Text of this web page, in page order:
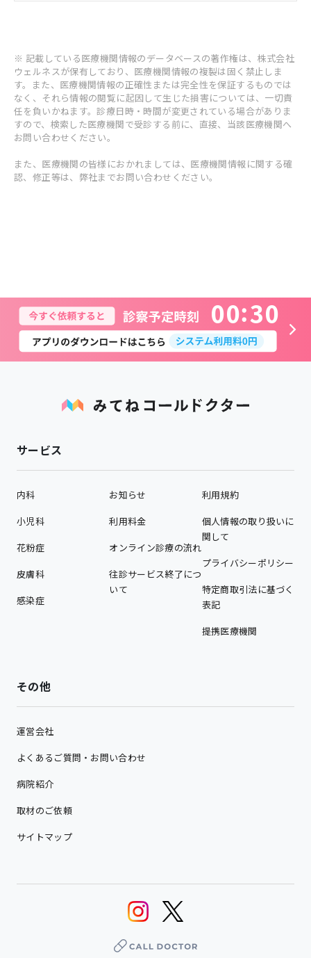
※ 記載している医療機関情報のデータベースの著作権は、株式会社
ウェルネスが保有しており、医療機関情報の複製は固く禁止しま
す。また、医療機関情報の正確性または完全性を保証するものでは
なく、それら情報の閲覧に起因して生じた損害については、一切責
任を負いかねます。診療日時・時間が変更されている場合がありま
すので、検索した医療機関で受診する前に、直接、当該医療機関へ
お問い合わせください。
また、医療機関の皆様におかれましては、医療機関情報に関する確
認、修正等は、弊社までお問い合わせください。
00 30
サービス
内科
小児科
花粉症
皮膚科
感染症
お知らせ
利用料金
オンライン診療の流れ
往診サービス終了につ
いて
利用規約
個人情報の取り扱いに
関して
プライバシーポリシー
特定商取引法に基づく
表記
提携医療機関
その他
運営会社
よくあるご質問・お問い合わせ
病院紹介
取材のご依頼
サイトマップ